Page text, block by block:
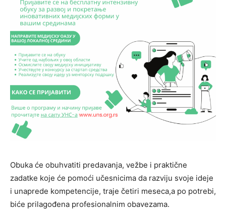
Obuka će obuhvatiti predavanja, vežbe i praktične
zadatke koje će pomoći učesnicima da razviju svoje ideje
i unaprede kompetencije, traje četiri meseca,a po potrebi,
biće prilagođena profesionalnim obavezama.